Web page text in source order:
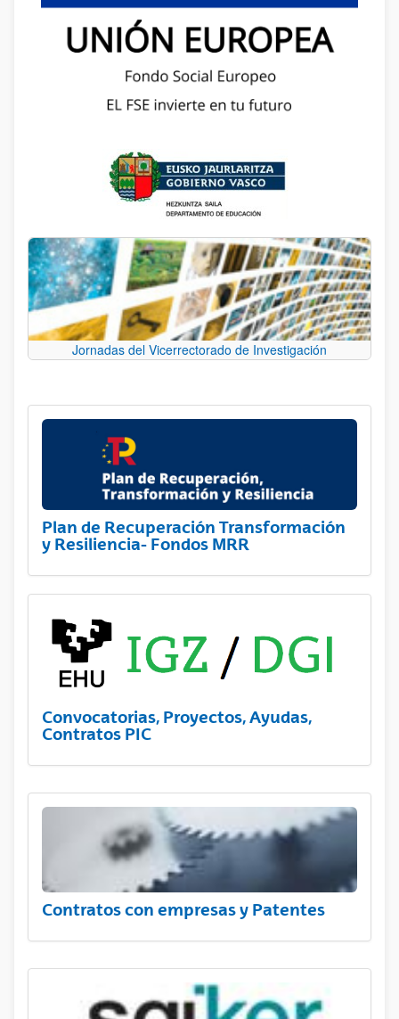
Jornadas del Vicerrectorado de Investigación
Plan de Recuperación Transformación
y Resiliencia- Fondos MRR
Convocatorias, Proyectos, Ayudas,
Contratos PIC
Contratos con empresas y Patentes